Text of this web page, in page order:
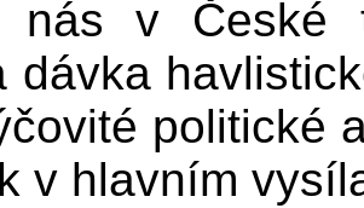
nás v České
dávka
politické
v hlavním